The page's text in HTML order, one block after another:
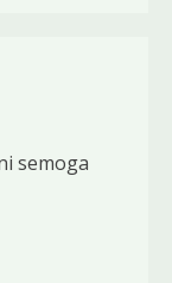
semoga